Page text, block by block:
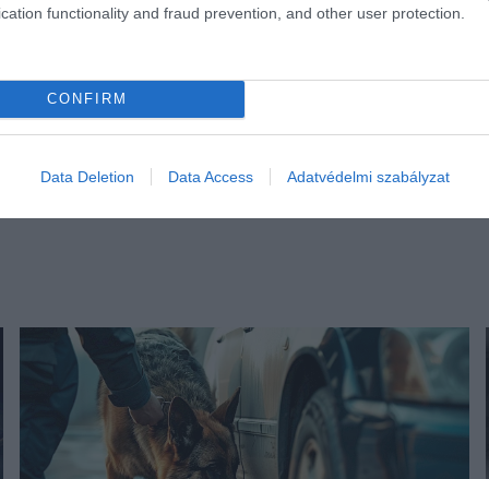
functionality and fraud prevention, and other user protection.
CONFIRM
Data Deletion Data Access Adatvédelmi szabályzat